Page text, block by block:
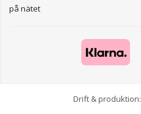
på nätet
Drift & produktion: